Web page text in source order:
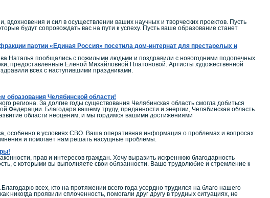
и сил в осуществлении ваших научных и творческих проектов. Пусть
будут сопровождать вас на пути к успеху. Пусть ваше образование станет
партии «Единая Россия» посетила дом-интернат для престарелых и
Наталья пообщались с пожилыми людьми и поздравили с новогодними подопечных
предоставленные Еленой Михайловной Платоновой. Артисты художественной
всех с наступившими праздниками.
образования Челябинской области!
региона. За долгие годы существования Челябинская область смогла добиться
Федерации. Благодаря вашему труду, преданности и энергии, Челябинская область
области неоценим, и мы гордимся вашими достижениями
особенно в условиях СВО. Ваша оперативная информация о проблемах и вопросах
и помогает нам решать насущные проблемы.
прав и интересов граждан. Хочу выразить искреннюю благодарность
с которыми вы выполняете свои обязанности. Ваше трудолюбие и стремление к
всех, кто на протяжении всего года усердно трудился на благо нашего
проявили сплоченность, помогали друг другу в трудных ситуациях, не